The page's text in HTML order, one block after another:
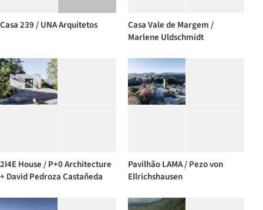
Casa 239 / UNA Arquitetos
Casa Vale de Margem /
Marlene Uldschmidt
2I4E House / P+0 Architecture
+ David Pedroza Castañeda
Pavilhão LAMA / Pezo von
Ellrichshausen